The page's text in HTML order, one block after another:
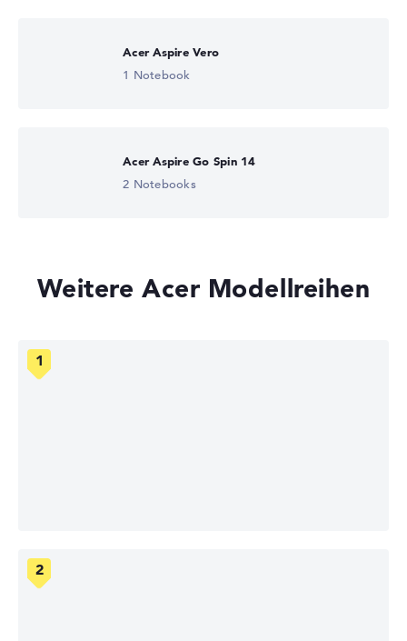
Acer Aspire Vero
1 Notebook
Acer Aspire Go Spin 14
2 Notebooks
Weitere Acer Modellreihen